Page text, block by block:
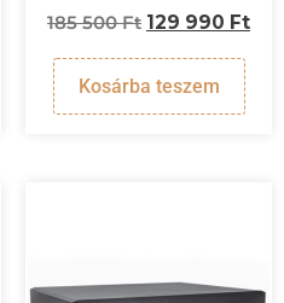
185 500Ft 129 990 Ft
Kosárba teszem